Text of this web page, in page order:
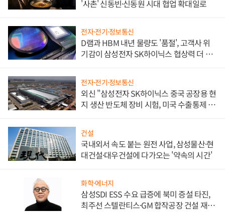
'사촌' 신동빈·신동원 시대 협업 확대일로
전자·전기·정보통신
D램과 HBM 내년 물량도 '품절', 고객사 위
기감이 삼성전자 SK하이닉스 협상력 더 키
전자·전기·정보통신
외신 "삼성전자 SK하이닉스 중국 공장용 현
지 생산 반도체 장비 시험, 미국 수출통제 대
건설
국내외서 속도 붙는 원전 사업, 삼성물산·현
대건설·대우건설에 다가오는 '약속의 시간'
화학·에너지
삼성SDI ESS 수요 급증에 북미 증설 타진,
최주선 스텔란티스·GM 합작공장 건설 재추